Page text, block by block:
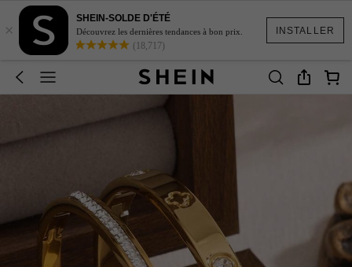
INSTALLER
×
SHEIN-SOLDE D'ÉTÉ
Découvrez les dernières tendances à bon prix.
(18,717)